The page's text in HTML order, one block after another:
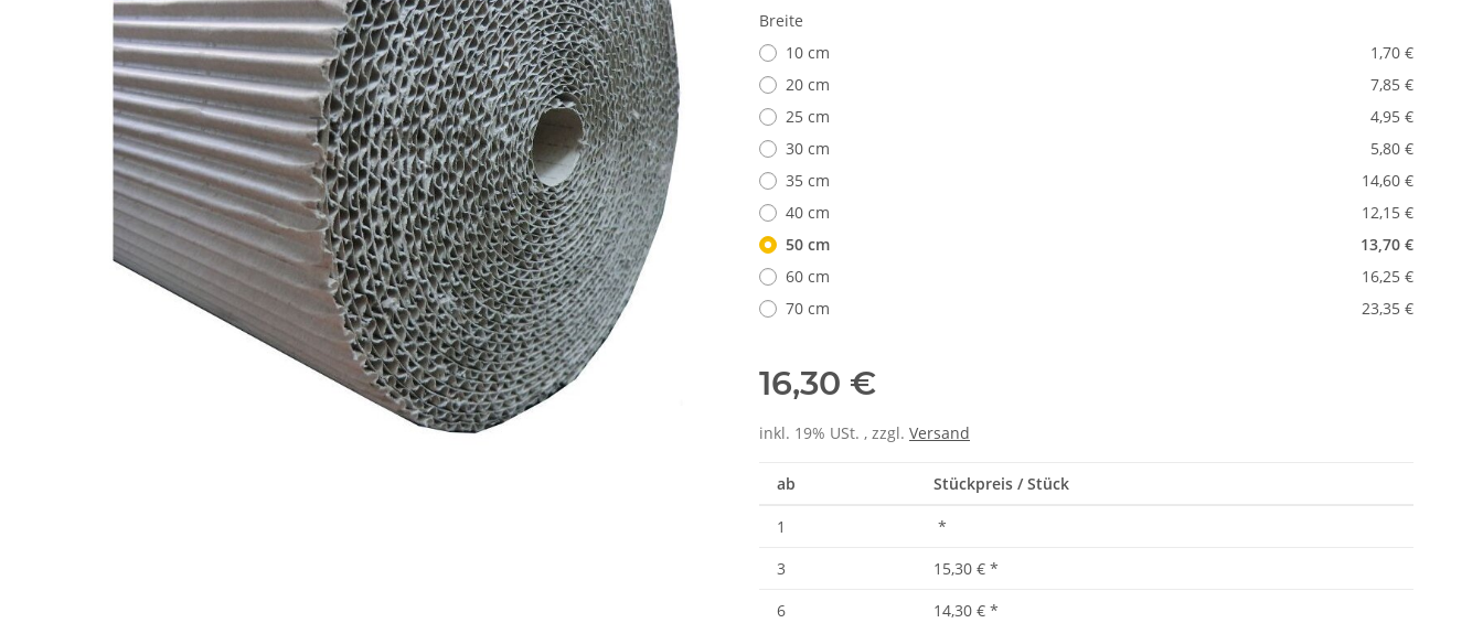
Breite
10 cm
1,70 €
20 cm
7,85 €
25 cm
4,95 €
30 cm
5,80 €
35 cm
14,60 €
40 cm
12,15 €
50 cm
13,70 €
60 cm
16,25 €
70 cm
23,35 €
16,30 €
inkl. 19% USt. , zzgl. Versand
ab Stückpreis / Stück
1
*
3
15,30 € *
6
14,30 € *